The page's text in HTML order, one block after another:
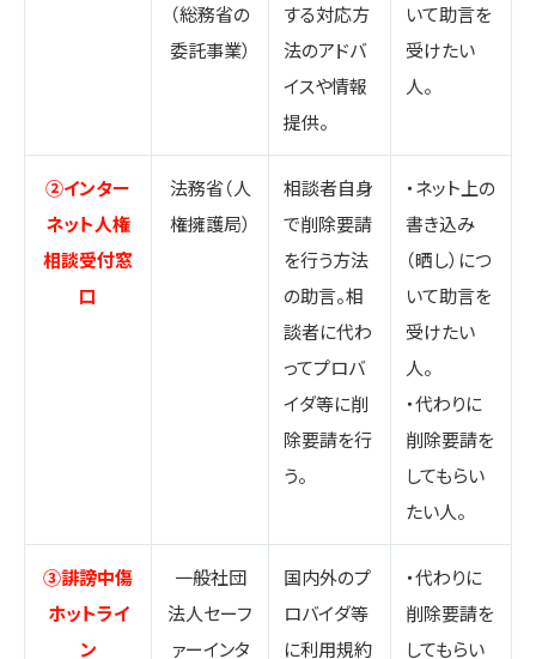
（総務省の
委託事業）
する対応方
法のアドバ
イスや情報
提供。
いて助言を
受けたい
人。
②インター
ネット人権
相談受付窓
口
法務省（人
権擁護局）
相談者自身
で削除要請
を行う方法
の助言。相
談者に代わ
ってプロバ
イダ等に削
除要請を行
う。
・ネット上の
書き込み
（晒し）につ
いて助言を
受けたい
人。
・代わりに
削除要請を
してもらい
たい人。
③誹謗中傷
ホットライ
ン
一般社団
法人セーフ
ァーインタ
国内外のプ
ロバイダ等
に利用規約
・代わりに
削除要請を
してもらい